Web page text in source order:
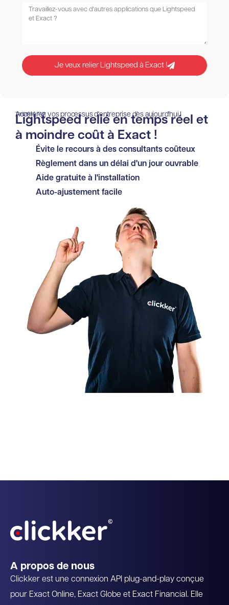
Je veux relier Lightspeed à Exact !
Accélérez vos processus d'entreprise dès aujourd'hui !
Tarif hors TVA
Lightspeed relié en temps réel et
à moindre coût à Exact !
Évite le recours à des consultants coûteux
Règlement dans un délai d'un jour ouvrable
Aide gratuite à l'installation
Auto-ajustement facile
A propos de nous
Clickker est une connexion API plug-and-play conçue
pour Exact Online, Exact Globe et Exact Financial. Elle